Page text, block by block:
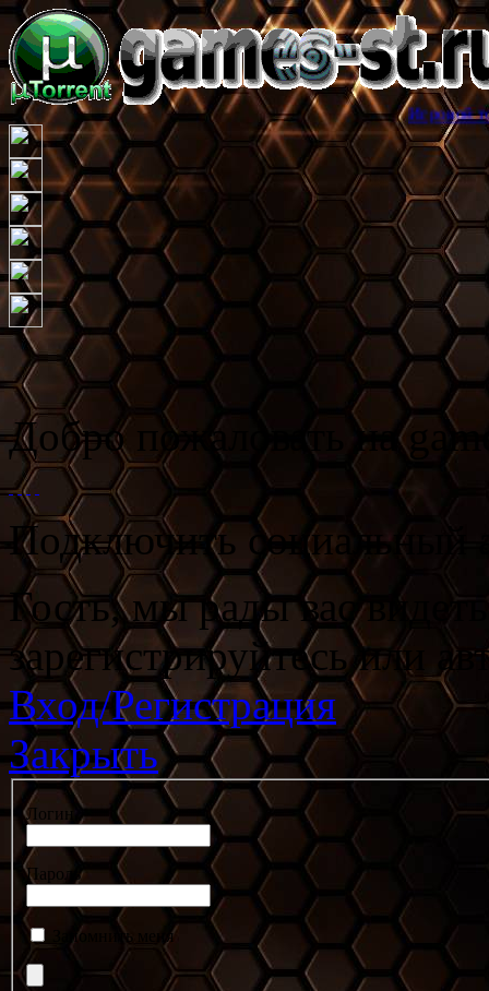
Игровой торрент
Добро пожаловать на
Подключить социальный
Гость, мы рады вас
зарегистрируйтесь или
Вход/Регистрация
Закрыть
Логин
Пароль
Запомнить меня